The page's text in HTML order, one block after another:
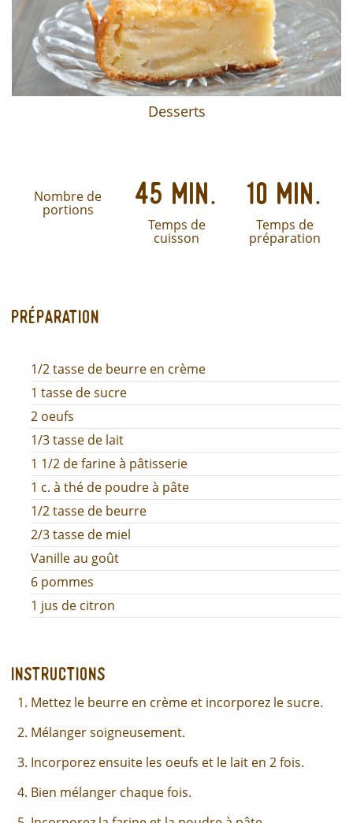
Desserts
Nombre de
portions 45 min.
Temps de
cuisson
10 min.
Temps de
préparation
Préparation
1/2 tasse de beurre en crème
1 tasse de sucre
2 oeufs
1/3 tasse de lait
1 1/2 de farine à pâtisserie
1 c. à thé de poudre à pâte
1/2 tasse de beurre
2/3 tasse de miel
Vanille au goût
6 pommes
1 jus de citron
Instructions
Mettez le beurre en crème et incorporez le sucre.
Mélanger soigneusement.
Incorporez ensuite les oeufs et le lait en 2 fois.
Bien mélanger chaque fois.